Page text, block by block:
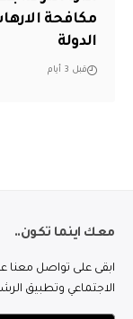
مكافحة
الدولة
قبل 3 أيام
معك اينما تكون..
ابقى على تواصل معنا
الاجتماعي وتطبيق